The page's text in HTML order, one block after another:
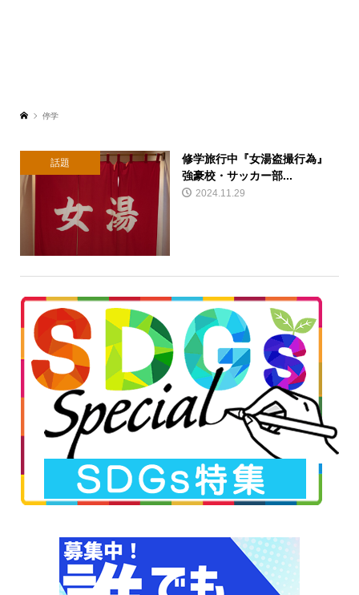
停学
話題
修学旅行中『女湯盗撮行為』
強豪校・サッカー部...
2024.11.29